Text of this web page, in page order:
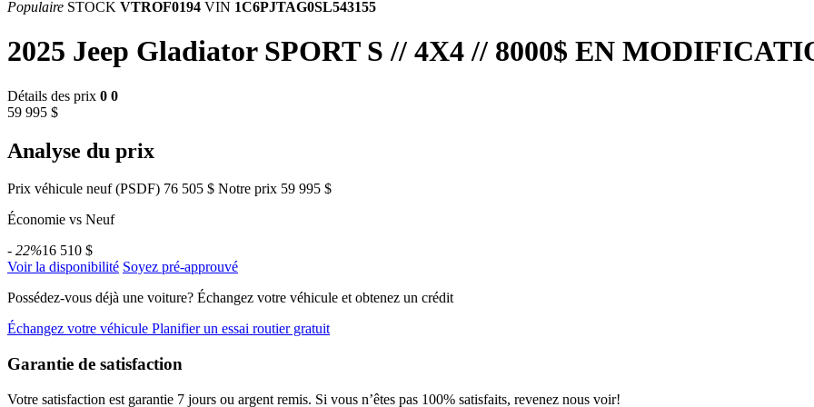
Populaire STOCK VTROF0194 VIN 1C6PJTAG0SL543155
2025 Jeep Gladiator SPORT S // 4X4 // 8000$ EN
Détails des prix 0 0
59 995 $
Analyse du prix
Prix véhicule neuf (PSDF) 76 505 $ Notre prix 59 995 $
Économie vs Neuf
- 22%16 510 $
Voir la disponibilité Soyez pré-approuvé
Possédez-vous déjà une voiture? Échangez votre véhicule et obtenez un crédit
Échangez votre véhicule Planifier un essai routier gratuit
Garantie de satisfaction
Votre satisfaction est garantie 7 jours ou argent remis. Si vous n’êtes pas 100% satisfaits, revenez nous voir!